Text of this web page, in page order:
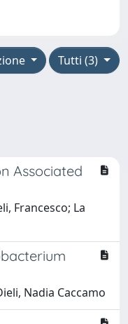
Tutti (3)
Associated
Francesco; La
Nadia Caccamo